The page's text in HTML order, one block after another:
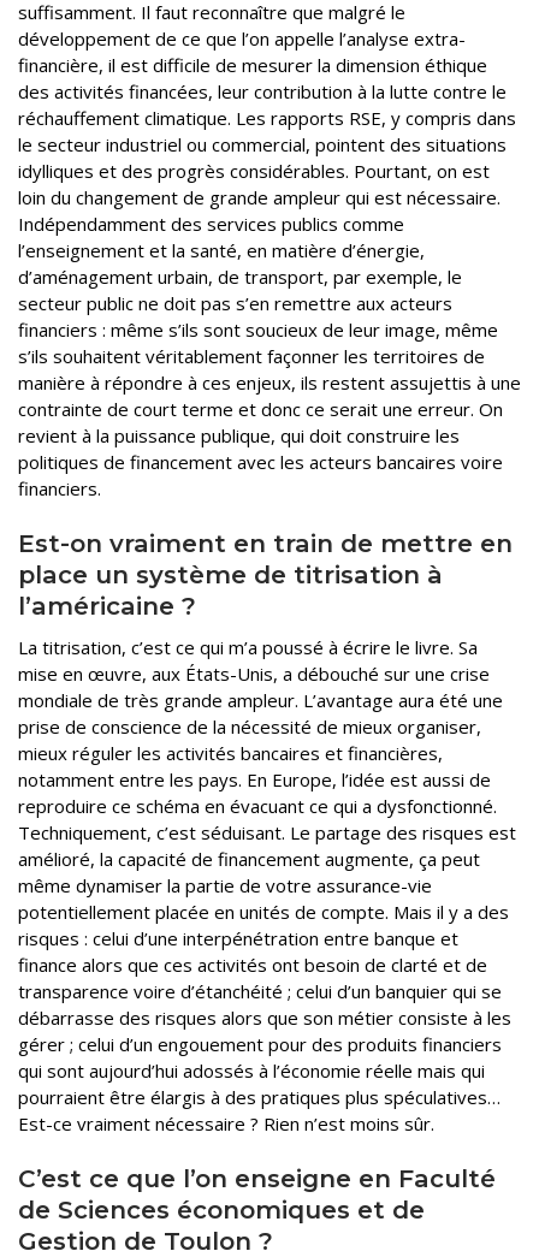
suffisamment. Il faut reconnaître que malgré le
développement de ce que l’on appelle l’analyse extra-
financière, il est difficile de mesurer la dimension éthique
des activités financées, leur contribution à la lutte contre le
réchauffement climatique. Les rapports RSE, y compris dans
le secteur industriel ou commercial, pointent des situations
idylliques et des progrès considérables. Pourtant, on est
loin du changement de grande ampleur qui est nécessaire.
Indépendamment des services publics comme
l’enseignement et la santé, en matière d’énergie,
d’aménagement urbain, de transport, par exemple, le
secteur public ne doit pas s’en remettre aux acteurs
financiers : même s’ils sont soucieux de leur image, même
s’ils souhaitent véritablement façonner les territoires de
manière à répondre à ces enjeux, ils restent assujettis à une
contrainte de court terme et donc ce serait une erreur. On
revient à la puissance publique, qui doit construire les
politiques de financement avec les acteurs bancaires voire
financiers.
Est-on vraiment en train de mettre en
place un système de titrisation à
l’américaine ?
La titrisation, c’est ce qui m’a poussé à écrire le livre. Sa
mise en œuvre, aux États-Unis, a débouché sur une crise
mondiale de très grande ampleur. L’avantage aura été une
prise de conscience de la nécessité de mieux organiser,
mieux réguler les activités bancaires et financières,
notamment entre les pays. En Europe, l’idée est aussi de
reproduire ce schéma en évacuant ce qui a dysfonctionné.
Techniquement, c’est séduisant. Le partage des risques est
amélioré, la capacité de financement augmente, ça peut
même dynamiser la partie de votre assurance-vie
potentiellement placée en unités de compte. Mais il y a des
risques : celui d’une interpénétration entre banque et
finance alors que ces activités ont besoin de clarté et de
transparence voire d’étanchéité ; celui d’un banquier qui se
débarrasse des risques alors que son métier consiste à les
gérer ; celui d’un engouement pour des produits financiers
qui sont aujourd’hui adossés à l’économie réelle mais qui
pourraient être élargis à des pratiques plus spéculatives…
Est-ce vraiment nécessaire ? Rien n’est moins sûr.
C’est ce que l’on enseigne en Faculté
de Sciences économiques et de
Gestion de Toulon ?